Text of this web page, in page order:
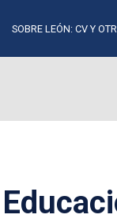
SOBRE LEÓN: CV Y